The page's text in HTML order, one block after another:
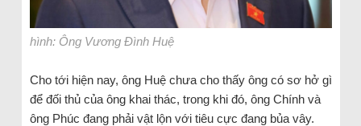
hình: Ông Vương Đình Huệ
Cho tới hiện nay, ông Huệ chưa cho thấy ông có sơ hở gì
để đối thủ của ông khai thác, trong khi đó, ông Chính và
ông Phúc đang phải vật lộn với tiêu cực đang bủa vây.